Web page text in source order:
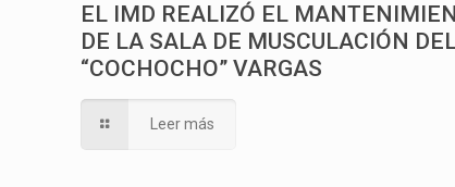
EL IMD REALIZÓ EL
DE LA SALA DE MUSCULACIÓN
“COCHOCHO” VARGAS
Leer más